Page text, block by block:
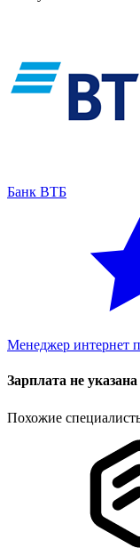
Банк ВТБ
Менеджер интернет
Зарплата не указана
Похожие